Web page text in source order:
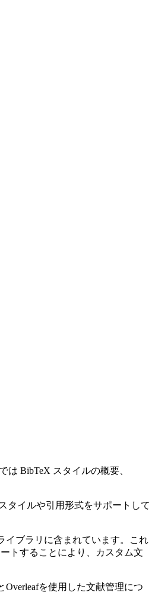
BibTeX スタイルの概要、
タイルや引用形式をサポートして
イブラリに含まれています。これ
トすることにより、カスタム文
を使用した文献管理につ